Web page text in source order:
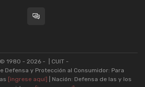
© 1980 - 2026 -
| CUIT -
Defensa y Protección al Consumidor: Para
[ingrese aquí]
| Nación: Defensa de las y los